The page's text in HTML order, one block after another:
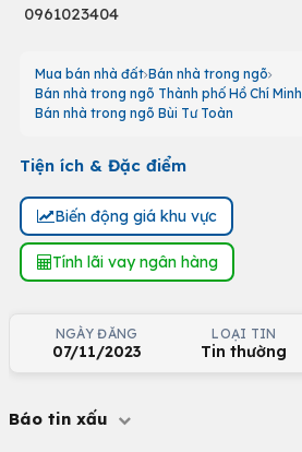
0961023404
Mua bán nhà đất Bán nhà trong ngõ
Bán nhà trong ngõ Thành phố Hồ Chí Minh
Bán nhà trong ngõ Bùi Tư Toàn
Tiện ích & Đặc điểm
Biến động giá khu vực
Tính lãi vay ngân hàng
NGÀY ĐĂNG
07/11/2023
LOẠI TIN
Tin thường
Báo tin xấu